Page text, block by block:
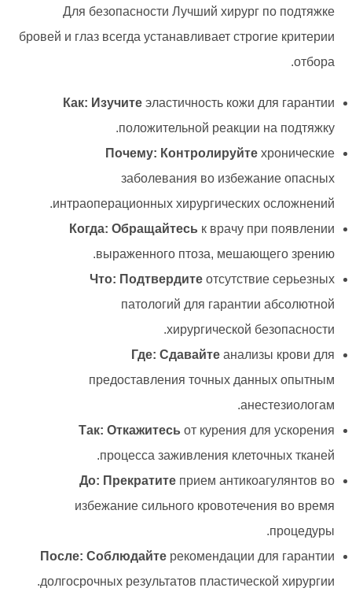
Для безопасности Лучший хирург по подтяжке
бровей и глаз всегда устанавливает строгие критерии
отбора.
Как: Изучитеэластичность кожи для гарантии
положительной реакции на подтяжку.
Почему: Контролируйтехронические
заболевания во избежание опасных
интраоперационных хирургических осложнений.
Когда: Обращайтесь к врачу при появлении
выраженного птоза, мешающего зрению.
Что: Подтвердитеотсутствие серьезных
патологий для гарантии абсолютной
хирургической безопасности.
Где: Сдавайтеанализы крови для
предоставления точных данных опытным
анестезиологам.
Так: Откажитесь от курения для ускорения
процесса заживления клеточных тканей.
До: Прекратитеприем антикоагулянтов во
избежание сильного кровотечения во время
процедуры.
После: Соблюдайтерекомендации для гарантии
долгосрочных результатов пластической хирургии.